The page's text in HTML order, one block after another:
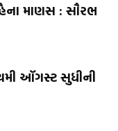
હૈના માણસ : સૌરભ
ઑગસ્ટ સુધીની